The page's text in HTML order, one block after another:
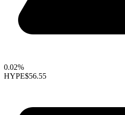
0.02%
HYPE$56.55